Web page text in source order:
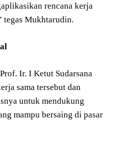
rencana kerja
tegas Mukhtarudin.
Ir. I Ketut Sudarsana
sama tersebut dan
untuk mendukung
mampu bersaing di pasar